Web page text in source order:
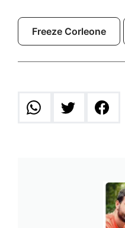
Freeze Corleone